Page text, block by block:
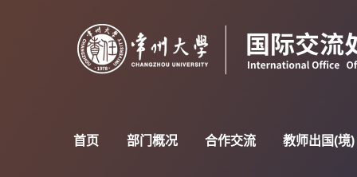
首页 部门概况 合作交流 教师出国(境)